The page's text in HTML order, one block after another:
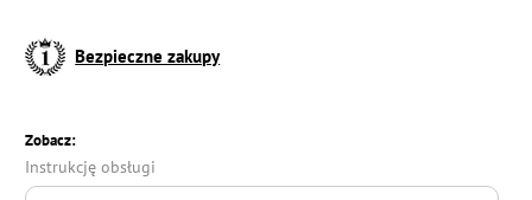
Bezpieczne zakupy
Zobacz:
Instrukcję obsługi